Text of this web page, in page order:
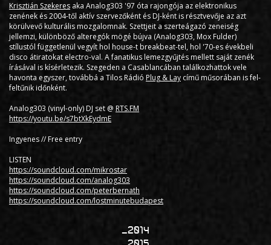
Krisztián Szekeres aka Analog303 '97 óta rajongója az elektronikus
zenének és 2004-től aktív szervezőként és DJ-ként is résztvevője az azt
körülvevő kulturális mozgalomnak. Szettjeit a szerteágazó zeneiség
jellemzi, különböző alteregók mögé bújva (Analog303, Mox Fulder)
stílustól függetlenül vegyít hol house-t breakbeat-tel, hol '70-es évekbeli
disco átiratokat electro-val. A fanatikus lemezgyűjtés mellett saját zenék
írásával is kísérletezik. Szegeden a Casablancában találkozhattok vele
havonta egyszer, továbbá a Tilos Rádió Plug & Lay című műsorában is fel-
feltűnik időnként.
Analog303 (vinyl-only) DJ set @ RTS.FM
https://youtu.be/s7btXkEydmE
Ingyenes // Free entry
LISTEN
https://soundcloud.com/mikrostar
https://soundcloud.com/analog303
https://soundcloud.com/peterbernath
https://soundcloud.com/lostminutebudapest
2014